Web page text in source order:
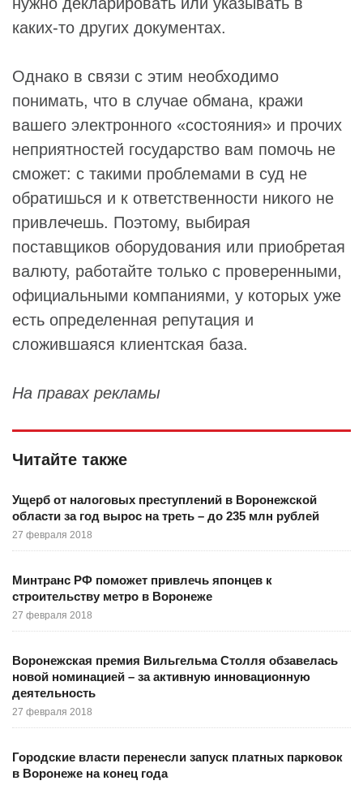
каких-то других документах.
Однако в связи с этим необходимо
понимать, что в случае обмана, кражи
вашего электронного «состояния» и прочих
неприятностей государство вам помочь не
сможет: с такими проблемами в суд не
обратишься и к ответственности никого не
привлечешь. Поэтому, выбирая
поставщиков оборудования или приобретая
валюту, работайте только с проверенными,
официальными компаниями, у которых уже
есть определенная репутация и
сложившаяся клиентская база.
На правах рекламы
Читайте также
Ущерб от налоговых преступлений в Воронежской
области за год вырос на треть – до 235 млн рублей
27 февраля 2018
Минтранс РФ поможет привлечь японцев к
строительству метро в Воронеже
27 февраля 2018
Воронежская премия Вильгельма Столля обзавелась
новой номинацией – за активную инновационную
деятельность
27 февраля 2018
Городские власти перенесли запуск платных парковок
в Воронеже на конец года